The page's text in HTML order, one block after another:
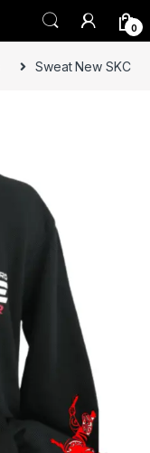
0
Sweat New SKC